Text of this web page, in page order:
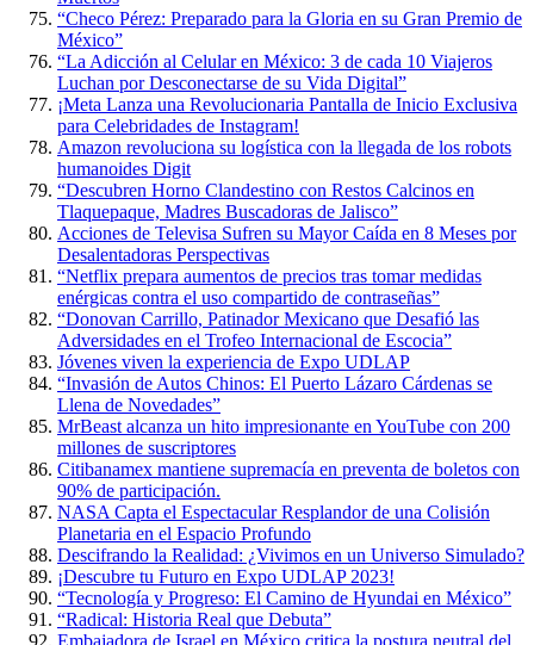
“Checo Pérez: Preparado para la Gloria en su Gran Premio de
México”
“La Adicción al Celular en México: 3 de cada 10 Viajeros
Luchan por Desconectarse de su Vida Digital”
¡Meta Lanza una Revolucionaria Pantalla de Inicio Exclusiva
para Celebridades de Instagram!
Amazon revoluciona su logística con la llegada de los robots
humanoides Digit
“Descubren Horno Clandestino con Restos Calcinos en
Tlaquepaque, Madres Buscadoras de Jalisco”
Acciones de Televisa Sufren su Mayor Caída en 8 Meses por
Desalentadoras Perspectivas
“Netflix prepara aumentos de precios tras tomar medidas
enérgicas contra el uso compartido de contraseñas”
“Donovan Carrillo, Patinador Mexicano que Desafió las
Adversidades en el Trofeo Internacional de Escocia”
Jóvenes viven la experiencia de Expo UDLAP
“Invasión de Autos Chinos: El Puerto Lázaro Cárdenas se
Llena de Novedades”
MrBeast alcanza un hito impresionante en YouTube con 200
millones de suscriptores
Citibanamex mantiene supremacía en preventa de boletos con
90% de participación.
NASA Capta el Espectacular Resplandor de una Colisión
Planetaria en el Espacio Profundo
Descifrando la Realidad: ¿Vivimos en un Universo Simulado?
¡Descubre tu Futuro en Expo UDLAP 2023!
“Tecnología y Progreso: El Camino de Hyundai en México”
“Radical: Historia Real que Debuta”
Embajadora de Israel en México critica la postura neutral del